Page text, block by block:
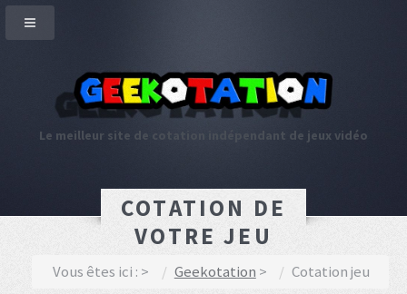
Le meilleur site de cotation indépendant de jeux vidéo
COTATION DE
VOTRE JEU
Vous êtes ici : Geekotation Cotation jeu